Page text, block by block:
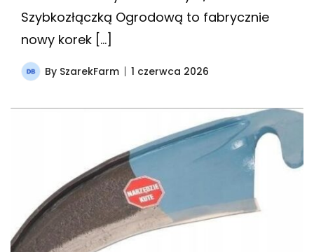
Szybkozłączką Ogrodową to fabrycznie
nowy korek […]
By SzarekFarm 1 czerwca 2026